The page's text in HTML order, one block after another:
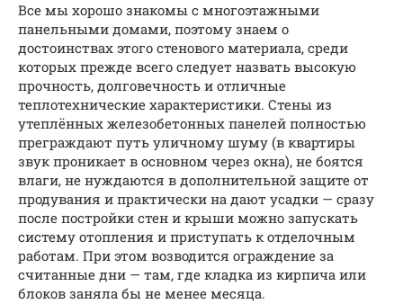
Все мы хорошо знакомы с многоэтажными
панельными домами, поэтому знаем о
достоинствах этого стенового материала, среди
которых прежде всего следует назвать высокую
прочность, долговечность и отличные
теплотехнические характеристики. Стены из
утеплённых железобетонных панелей полностью
преграждают путь уличному шуму (в квартиры
звук проникает в основном через окна), не боятся
влаги, не нуждаются в дополнительной защите от
продувания и практически на дают усадки — сразу
после постройки стен и крыши можно запускать
систему отопления и приступать к отделочным
работам. При этом возводится ограждение за
считанные дни — там, где кладка из кирпича или
блоков заняла бы не менее месяца.